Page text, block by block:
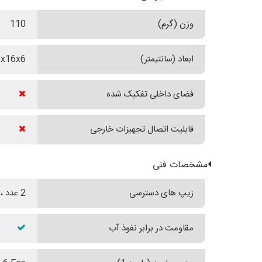
وزن (گرم) 110
ابعاد (سانتیمتر)
فضای داخلی تفکیک شده
قابلیت اتصال تجهیزات خارجی
مشخصات فنی
زیپ های دسترسی 2 عدد ، محفظه اصلی و محفظه جلویی
مقاومت در برابر نفوذ آب